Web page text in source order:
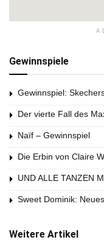
Gewinnspiele
Gewinnspiel:
Der vierte Fall des
Naïf – Gewinnspiel
Die Erbin von Claire
UND ALLE TANZEN
Sweet Dominik:
Weitere Artikel